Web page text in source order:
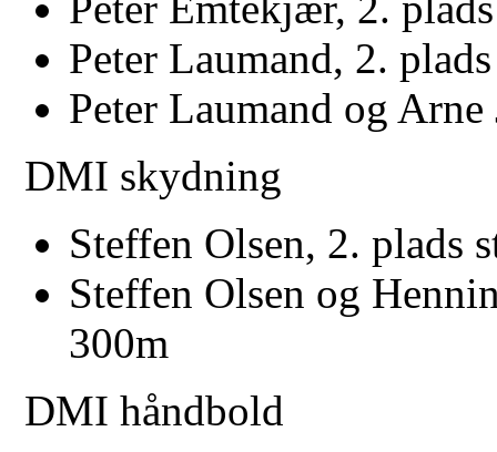
Peter Laumand, 2.
Peter Laumand og
DMI skydning
Steffen Olsen, 2. plads
Steffen Olsen og
300m
DMI håndbold